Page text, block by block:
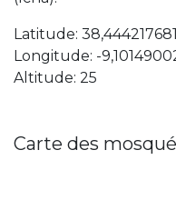
Latitude:
Longitude: -
Altitude: 25
Carte des